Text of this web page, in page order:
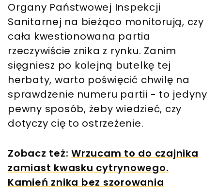
Organy Państwowej Inspekcji
Sanitarnej na bieżąco monitorują, czy
cała kwestionowana partia
rzeczywiście znika z rynku. Zanim
sięgniesz po kolejną butelkę tej
herbaty, warto poświęcić chwilę na
sprawdzenie numeru partii - to jedyny
pewny sposób, żeby wiedzieć, czy
dotyczy cię to ostrzeżenie.
Zobacz też: Wrzucam to do czajnika
zamiast kwasku cytrynowego.
Kamień znika bez szorowania